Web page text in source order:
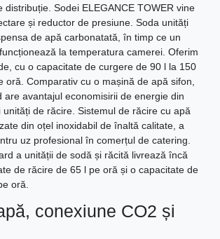
distribuție. Sodei ELEGANCE TOWER vine
și reductor de presiune. Soda unități
de apă carbonatată, în timp ce un
la temperatura camerei. Oferim
cu o capacitate de curgere de 90 l la 150
oră. Comparativ cu o mașină de apă sifon,
are avantajul economisirii de energie din
unități de răcire. Sistemul de răcire cu apă
din oțel inoxidabil de înaltă calitate, a
uz profesional în comerțul de catering.
a unității de sodă și răcită livrează încă
de răcire de 65 l pe oră și o capacitate de
oră.
conexiune CO2 și